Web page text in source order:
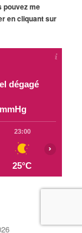
pouvez me
en cliquant sur
dégagé
mmHg
23:00
25°C
›